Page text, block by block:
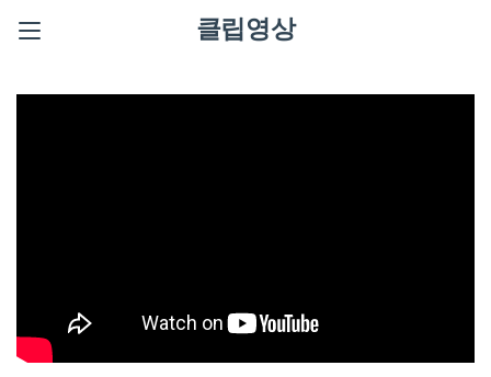
클립영상